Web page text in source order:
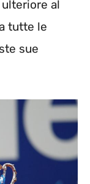
al
tutte le
sue